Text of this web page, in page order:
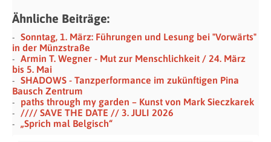
Ähnliche Beiträge:
Sonntag, 1. März: Führungen und Lesung bei "Vorwärts"
in der Münzstraße
Armin T. Wegner - Mut zur Menschlichkeit / 24. März
bis 5. Mai
SHADOWS - Tanzperformance im zukünftigen Pina
Bausch Zentrum
paths through my garden – Kunst von Mark Sieczkarek
//// SAVE THE DATE // 3. JULI 2026
„Sprich mal Belgisch“